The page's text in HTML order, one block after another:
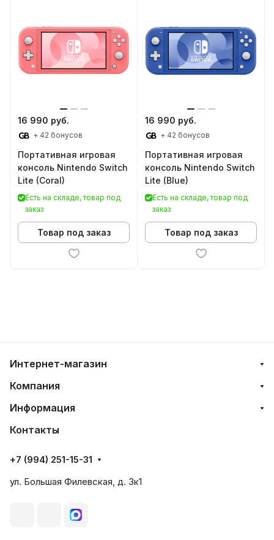
16 990 руб.
+ 42 бонусов
Портативная игровая
консоль Nintendo Switch
Lite (Coral)
Есть на складе, товар под
заказ
Товар под заказ
16 990 руб.
+ 42 бонусов
Портативная игровая
консоль Nintendo Switch
Lite (Blue)
Есть на складе, товар под
заказ
Товар под заказ
Интернет-магазин
Компания
Информация
Контакты
+7 (994) 251-15-31
ул. Большая Филевская, д. 3к1